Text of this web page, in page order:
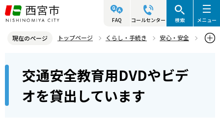
こ
の
ジ
頭
FAQ コールセンター 検索 メニュー
現在のページ トップページ くらし・手続き
安心・安全
交通安全教育用DVDやビデオを貸出しています
交通安全教育用DVDやビデ
オを貸出しています